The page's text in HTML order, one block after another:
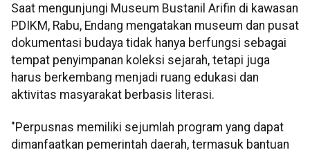
Saat mengunjungi Museum Bustanil Arifin di kawasan
PDIKM, Rabu, Endang mengatakan museum dan pusat
dokumentasi budaya tidak hanya berfungsi sebagai
tempat penyimpanan koleksi sejarah, tetapi juga
harus berkembang menjadi ruang edukasi dan
aktivitas masyarakat berbasis literasi.
"Perpusnas memiliki sejumlah program yang dapat
dimanfaatkan pemerintah daerah, termasuk bantuan